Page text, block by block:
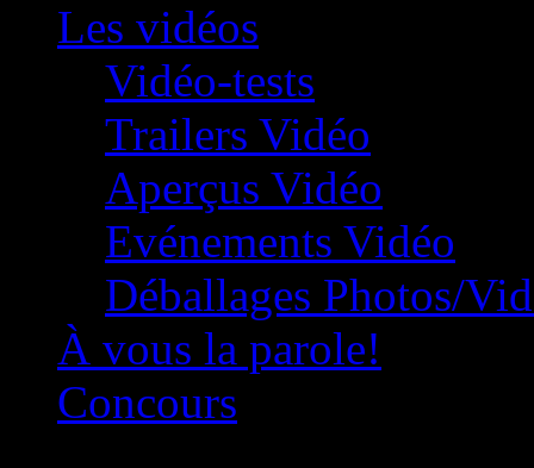
Les vidéos
Vidéo-tests
Trailers Vidéo
Aperçus Vidéo
Evénements Vidéo
Déballages Photos/
À vous la parole!
Concours